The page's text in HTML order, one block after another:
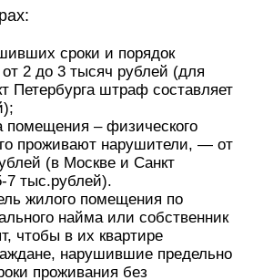
сроки и порядок
от 2 до 3 тысяч рублей (для
Петербурга штраф составляет
помещения – физического
проживают нарушители, — от
(в Москве и Санкт
7 тыс.рублей).
жилого помещения по
найма или собственник
чтобы в их квартире
нарушившие предельно
проживания без